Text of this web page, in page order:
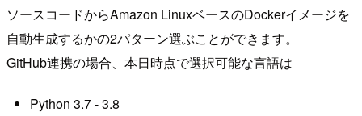
ソースコードからAmazon LinuxベースのDockerイメージを
自動生成するかの2パターン選ぶことができます。
GitHub連携の場合、本日時点で選択可能な言語は
Python 3.7 - 3.8